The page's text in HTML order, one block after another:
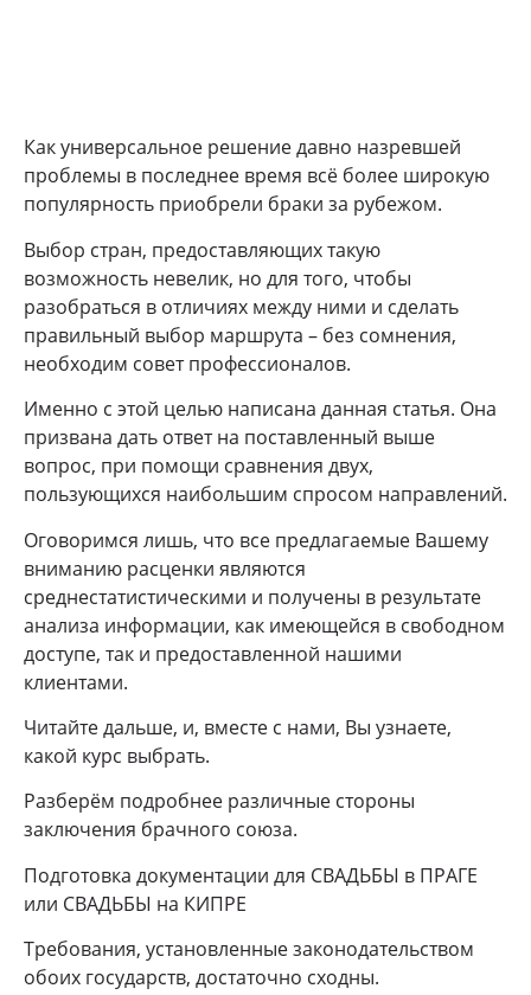
Как универсальное решение давно назревшей
проблемы в последнее время всё более широкую
популярность приобрели браки за рубежом.
Выбор стран, предоставляющих такую
возможность невелик, но для того, чтобы
разобраться в отличиях между ними и сделать
правильный выбор маршрута – без сомнения,
необходим совет профессионалов.
Именно с этой целью написана данная статья. Она
призвана дать ответ на поставленный выше
вопрос, при помощи сравнения двух,
пользующихся наибольшим спросом направлений.
Оговоримся лишь, что все предлагаемые Вашему
вниманию расценки являются
среднестатистическими и получены в результате
анализа информации, как имеющейся в свободном
доступе, так и предоставленной нашими
клиентами.
Читайте дальше, и, вместе с нами, Вы узнаете,
какой курс выбрать.
Разберём подробнее различные стороны
заключения брачного союза.
Подготовка документации для СВАДЬБЫ в ПРАГЕ
или СВАДЬБЫ на КИПРЕ
Требования, установленные законодательством
обоих государств, достаточно сходны.